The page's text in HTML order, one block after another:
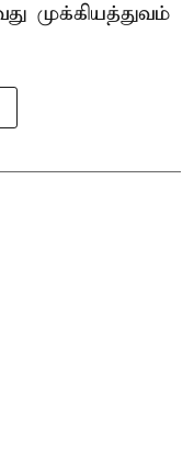
முக்கியத்துவம்